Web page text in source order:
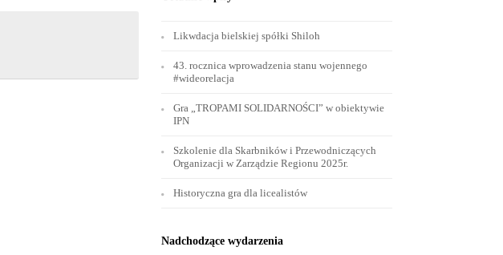
Likwdacja bielskiej spółki Shiloh
43. rocznica wprowadzenia stanu wojennego
#wideorelacja
Gra „TROPAMI SOLIDARNOŚCI” w obiektywie
IPN
Szkolenie dla Skarbników i Przewodniczących
Organizacji w Zarządzie Regionu 2025r.
Historyczna gra dla licealistów
Nadchodzące wydarzenia